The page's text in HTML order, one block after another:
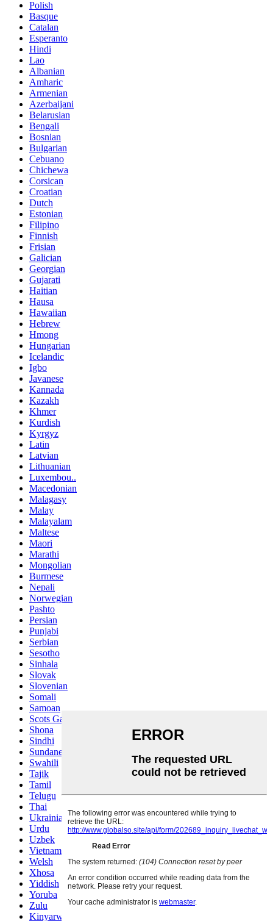
Polish
Basque
Catalan
Esperanto
Hindi
Lao
Albanian
Amharic
Armenian
Azerbaijani
Belarusian
Bengali
Bosnian
Bulgarian
Cebuano
Chichewa
Corsican
Croatian
Dutch
Estonian
Filipino
Finnish
Frisian
Galician
Georgian
Gujarati
Haitian
Hausa
Hawaiian
Hebrew
Hmong
Hungarian
Icelandic
Igbo
Javanese
Kannada
Kazakh
Khmer
Kurdish
Kyrgyz
Latin
Latvian
Lithuanian
Luxembou..
Macedonian
Malagasy
Malay
Malayalam
Maltese
Maori
Marathi
Mongolian
Burmese
Nepali
Norwegian
Pashto
Persian
Punjabi
Serbian
Sesotho
Sinhala
Slovak
Slovenian
Somali
Samoan
Scots Gaelic
Shona
Sindhi
Sundanese
Swahili
Tajik
Tamil
Telugu
Thai
Ukrainian
Urdu
Uzbek
Vietnamese
Welsh
Xhosa
Yiddish
Yoruba
Zulu
Kinyarwanda